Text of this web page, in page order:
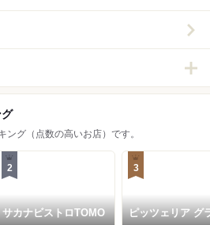
ング（点数の高いお店）です。
2
サカナビストロTOMO
3
ピッツェリア グ